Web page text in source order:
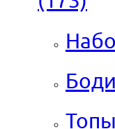
Боди
Топы